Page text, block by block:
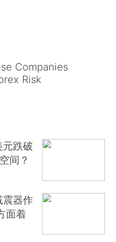
Companies
Risk
元跌破
间？
震器作
面着